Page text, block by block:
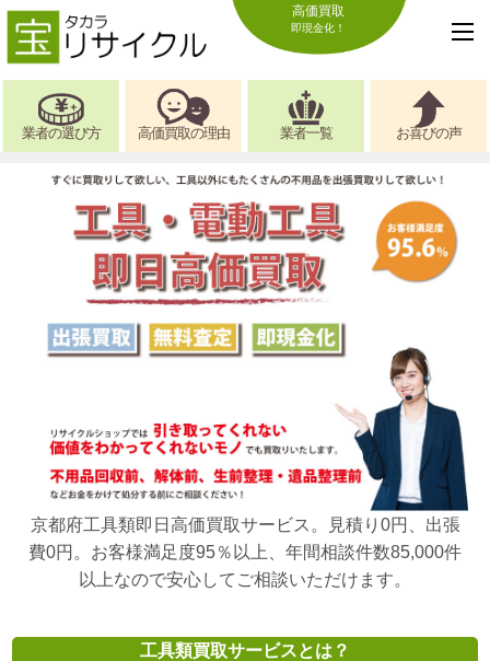
高価買取
即現金化！
業者の選び方 高価買取の理由 業者一覧 お喜びの声
京都府工具類即日高価買取サービス。見積り0円、出張
費0円。お客様満足度95％以上、年間相談件数85,000件
以上なので安心してご相談いただけます。
工具類買取サービスとは？